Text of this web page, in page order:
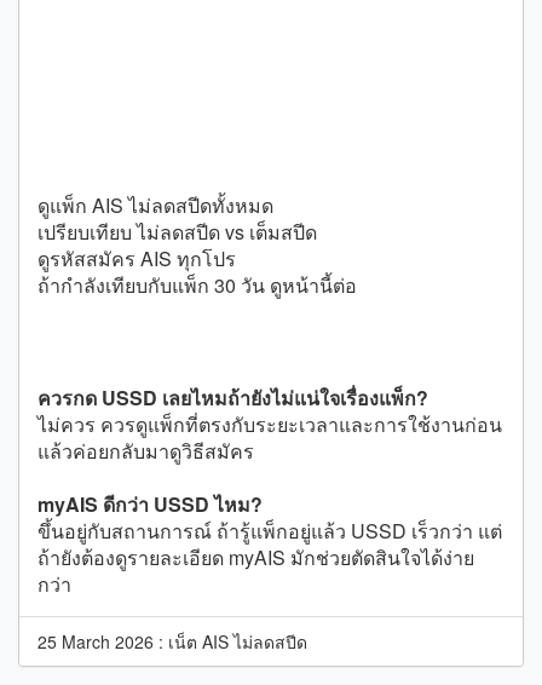
ดูแพ็ก AIS ไม่ลดสปีดทั้งหมด
เปรียบเทียบ ไม่ลดสปีด vs เต็มสปีด
ดูรหัสสมัคร AIS ทุกโปร
ถ้ากำลังเทียบกับแพ็ก 30 วัน ดูหน้านี้ต่อ
ควรกด USSD เลยไหมถ้ายังไม่แน่ใจเรื่องแพ็ก?
ไม่ควร ควรดูแพ็กที่ตรงกับระยะเวลาและการใช้งานก่อน
แล้วค่อยกลับมาดูวิธีสมัคร
myAIS ดีกว่า USSD ไหม?
ขึ้นอยู่กับสถานการณ์ ถ้ารู้แพ็กอยู่แล้ว USSD เร็วกว่า แต่
ถ้ายังต้องดูรายละเอียด myAIS มักช่วยตัดสินใจได้ง่าย
กว่า
25 March 2026 : เน็ต AIS ไม่ลดสปีด